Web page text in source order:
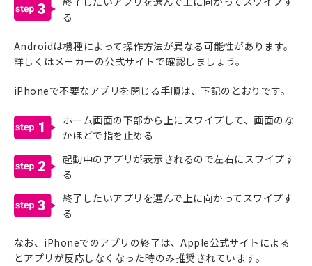
3
る
Androidは機種によって操作方法が異なる可能性があります。
詳しくはメーカーの公式サイトで確認しましょう。
iPhoneで不要なアプリを閉じる手順は、下記のとおりです。
1
ホーム画面の下部から上にスワイプして、画面のな
かほどで指を止める
2
起動中のアプリが表示されるので左右にスワイプす
る
3
終了したいアプリを選んで上に向かってスワイプす
る
なお、iPhoneでのアプリの終了は、Apple公式サイトによる
とアプリが反応しなくなった時のみ推奨されています。